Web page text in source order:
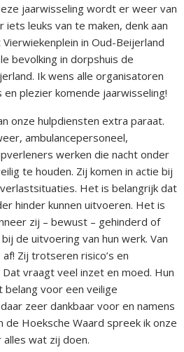
jaarwisseling wordt er weer van
leuks van te maken, denk aan
in Oud-Beijerland
bevolking in dorpshuis de
Ik wens alle organisatoren
plezier komende jaarwisseling!
onze hulpdiensten extra paraat.
ambulancepersoneel,
werken die nacht onder
te houden. Zij komen in actie bij
Het is belangrijk dat
hinder kunnen uitvoeren. Het is
zij – bewust – gehinderd of
de uitvoering van hun werk. Van
Zij trotseren risico’s en
vraagt veel inzet en moed. Hun
belang voor een veilige
zeer dankbaar voor en namens
Hoeksche Waard spreek ik onze
wat zij doen.